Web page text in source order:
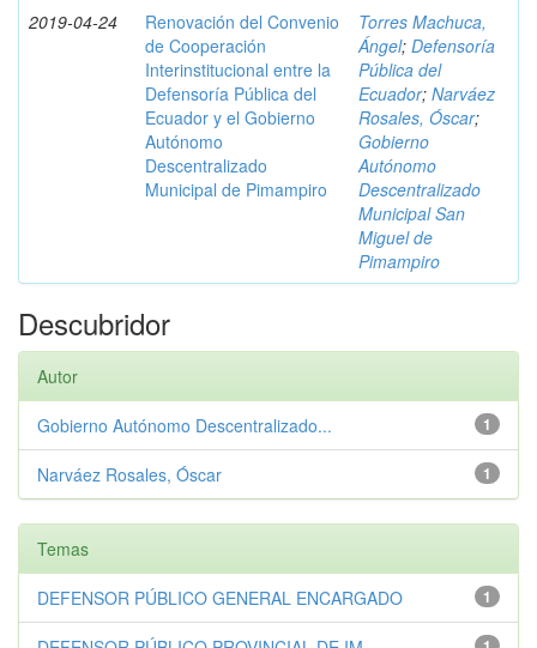
2019-04-24
Renovación del Convenio
de Cooperación
Interinstitucional entre la
Defensoría Pública del
Ecuador y el Gobierno
Autónomo
Descentralizado
Municipal de Pimampiro
Torres Machuca,
Ángel; Defensoría
Pública del
Ecuador; Narváez
Rosales, Óscar;
Gobierno
Autónomo
Descentralizado
Municipal San
Miguel de
Pimampiro
Descubridor
Autor
1
Gobierno Autónomo Descentralizado...
1
Narváez Rosales, Óscar
Temas
1
DEFENSOR PÚBLICO GENERAL ENCARGADO